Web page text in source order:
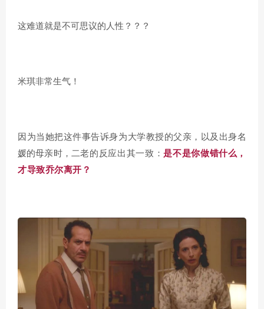
这难道就是不可思议的人性？ ？ ？
米琪非常生气！
因为当她把这件事告诉身为大学教授的父亲，以及出身名
媛的母亲时， 二老的反应出其一致：是不是你做错什么，
才导致乔尔离开？